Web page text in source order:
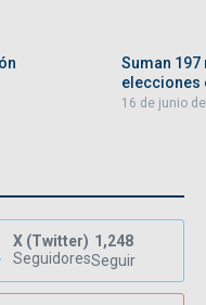
Suman
elecciones
16 de junio
X (Twitter) 1,248
SeguidoresSeguir